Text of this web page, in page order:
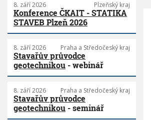
8. září 2026 Plzeňský kraj
Konference ČKAIT - STATIKA
STAVEB Plzeň 2026
8. září 2026 Praha a Středočeský kraj
Stavařův průvodce
geotechnikou - webinář
8. září 2026 Praha a Středočeský kraj
Stavařův průvodce
geotechnikou - seminář